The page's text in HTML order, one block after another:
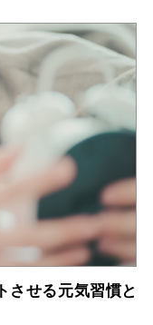
させる元気習慣と